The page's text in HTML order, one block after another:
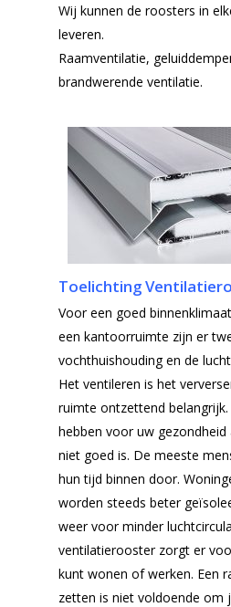
Wij kunnen de roosters in
leveren.
Raamventilatie,
brandwerende ventilatie.
Toelichting
Voor een goed
een kantoorruimte zijn er
vochthuishouding en de
Het ventileren is het
ruimte ontzettend
hebben voor uw
niet goed is. De meeste
hun tijd binnen door.
worden steeds beter
weer voor minder
ventilatierooster zorgt er
kunt wonen of werken. Een
zetten is niet voldoende om